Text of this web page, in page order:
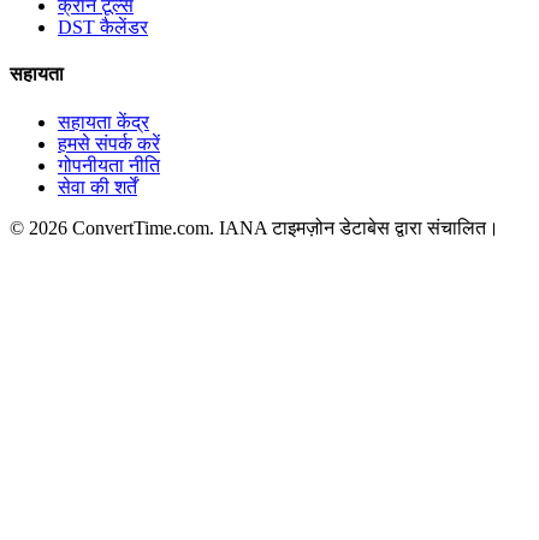
क्रॉन टूल्स
DST कैलेंडर
सहायता
सहायता केंद्र
हमसे संपर्क करें
गोपनीयता नीति
सेवा की शर्तें
© 2026 ConvertTime.com. IANA टाइमज़ोन डेटाबेस द्वारा संचालित।